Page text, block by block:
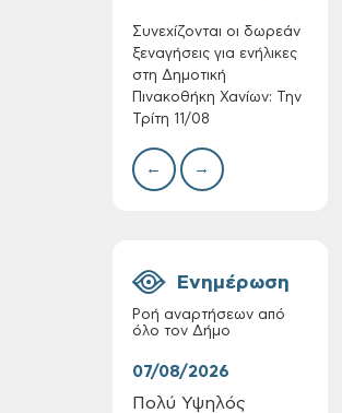
Τακτική συνεδρίαση
Συνεχίζονται οι δωρεάν
ξεναγήσεις για ενήλικες
στη Δημοτική
Πινακοθήκη Χανίων: Την
Τρίτη 11/08
← →
Ενημέρωση
Ροή αναρτήσεων από
όλο τον Δήμο
07/08/2026
Πολύ Υψηλός